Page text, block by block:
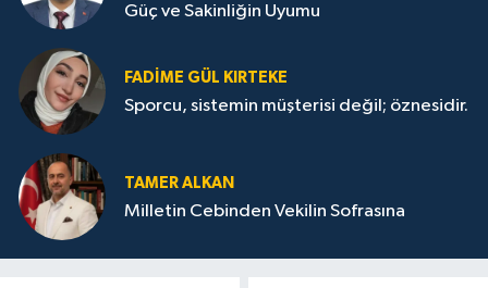
Güç ve Sakinliğin Uyumu
FADIME GÜL KIRTEKE
Sporcu, sistemin müşterisi değil; öznesidir.
TAMER ALKAN
Milletin Cebinden Vekilin Sofrasına